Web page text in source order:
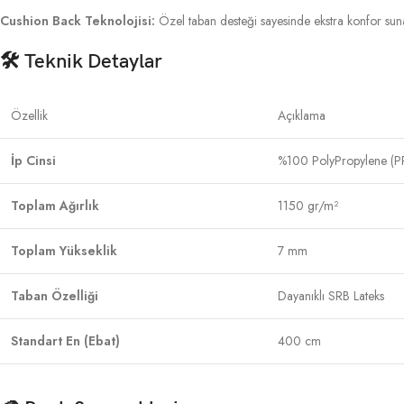
Cushion Back Teknolojisi: Özel taban desteği sayesinde ekstra konfor
🛠 Teknik Detaylar
Özellik Açıklama
İp Cinsi %100 PolyPropylene
Toplam Ağırlık 1150 gr/m²
Toplam Yükseklik 7 mm
Taban Özelliği Dayanıklı SRB Lateks
Standart En (Ebat) 400 cm